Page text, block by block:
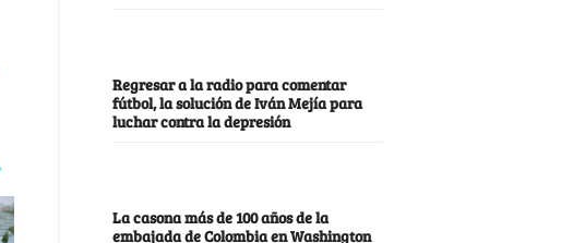
Regresar a la radio para comentar
fútbol, la solución de Iván Mejía para
luchar contra la depresión
La casona más de 100 años de la
embajada de Colombia en Washington